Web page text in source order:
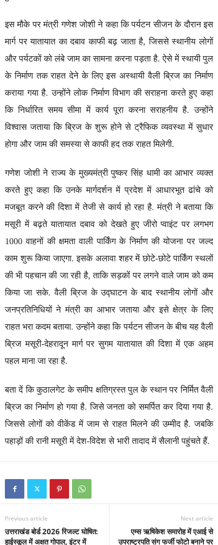
इस मौके पर मंत्री गणेश जोशी ने कहा कि पर्यटन सीजन के दौरान इस
मार्ग पर यातायात का दबाव काफी बढ़ जाता है, जिससे स्थानीय लोगों
और पर्यटकों को लंबे जाम का सामना करना पड़ता है. ऐसे में स्थायी पुल
के निर्माण तक राहत देने के लिए इस अस्थायी वैली ब्रिज का निर्माण
कराया गया है. उन्होंने लोक निर्माण विभाग की सराहना करते हुए कहा
कि निर्धारित समय सीमा में कार्य पूरा करना सराहनीय है. उन्होंने
विश्वास जताया कि ब्रिज के शुरू होने से ट्रैफिक व्यवस्था में सुधार
होगा और जाम की समस्या से काफी हद तक राहत मिलेगी.
गणेश जोशी ने राज्य के मुख्यमंत्री पुष्कर सिंह धामी का आभार व्यक्त
करते हुए कहा कि उनके मार्गदर्शन में प्रदेश में आधारभूत ढांचे को
मजबूत करने की दिशा में तेजी से कार्य हो रहा है. मंत्री ने बताया कि
मसूरी में बढ़ते यातायात दबाव को देखते हुए जीरो प्वाइंट पर लगभग
1000 वाहनों की क्षमता वाली पार्किंग के निर्माण की योजना पर जल्द
काम शुरू किया जाएगा. इसके अलावा शहर में छोटे-छोटे पार्किंग स्थलों
की भी पहचान की जा रही है, ताकि सड़कों पर लगने वाले जाम को कम
किया जा सके. वैली ब्रिज के उद्घाटन के बाद स्थानीय लोगों और
जनप्रतिनिधियों ने मंत्री का आभार जताया और इसे क्षेत्र के लिए
राहत भरा कदम बताया. उन्होंने कहा कि पर्यटन सीजन के बीच यह वैली
ब्रिज मसूरी-देहरादून मार्ग पर सुगम यातायात की दिशा में एक अहम
पहल माना जा रहा है.
बता दें कि कुठालगेट के समीप क्षतिग्रस्त पुल के स्थान पर निर्मित वैली
ब्रिज का निर्माण हो गया है. जिसे जनता को समर्पित कर दिया गया है.
जिससे लोगों को वीकेंड में जाम से राहत मिलने की उम्मीद है. जबकि
पहाड़ों की रानी मसूरी में देश-विदेश से भारी तादाद में सैलानी पहुंचते हैं.
Previous article
उत्तराखंड बोर्ड 2026 रिजल्ट घोषित:
हाईस्कूल में अक्षत गोपाल, इंटर में
Next article
एम्स ऋषिकेश समारोह में एआई से
उपराष्ट्रपति संग फर्जी फोटो बनाने पर